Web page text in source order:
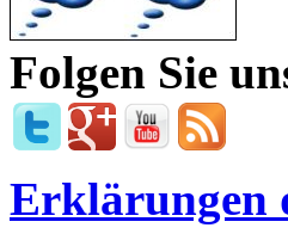
Folgen Sie
Erklärungen